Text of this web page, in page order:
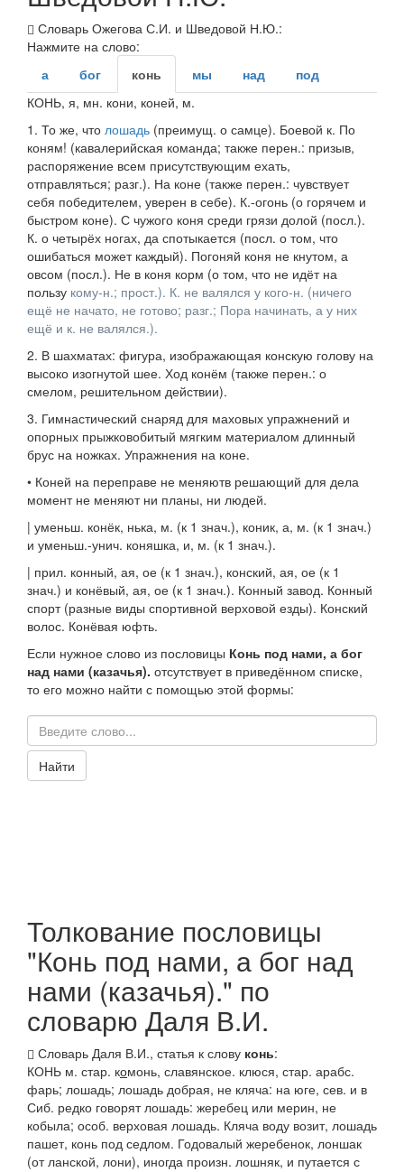
Словарь Ожегова С.И. и Шведовой Н.Ю.:
Нажмите на слово:
а
бог конь мы над
под
КОНЬ, я, мн. кони, коней, м.
1. То же, что лошадь (преимущ. о самце). Боевой к. По
коням! (кавалерийская команда; также перен.: призыв,
распоряжение всем присутствующим ехать,
отправляться; разг.). На коне (также перен.: чувствует
себя победителем, уверен в себе). К.-огонь (о горячем и
быстром коне). С чужого коня среди грязи долой (посл.).
К. о четырёх ногах, да спотыкается (посл. о том, что
ошибаться может каждый). Погоняй коня не кнутом, а
овсом (посл.). Не в коня корм (о том, что не идёт на
пользу кому-н.; прост.). К. не валялся у кого-н. (ничего
ещё не начато, не готово; разг.; Пора начинать, а у них
ещё и к. не валялся.).
2. В шахматах: фигура, изображающая конскую голову на
высоко изогнутой шее. Ход конём (также перен.: о
смелом, решительном действии).
3. Гимнастический снаряд для маховых упражнений и
опорных прыжковобитый мягким материалом длинный
брус на ножках. Упражнения на коне.
• Коней на переправе не меняютв решающий для дела
момент не меняют ни планы, ни людей.
| уменьш. конёк, нька, м. (к 1 знач.), коник, а, м. (к 1 знач.)
и уменьш.-унич. коняшка, и, м. (к 1 знач.).
| прил. конный, ая, ое (к 1 знач.), конский, ая, ое (к 1
знач.) и конёвый, ая, ое (к 1 знач.). Конный завод. Конный
спорт(разные виды спортивной верховой езды). Конский
волос. Конёвая юфть.
Если нужное слово из пословицы Конь под нами, а бог
над нами (казачья). отсутствует в приведённом списке,
то его можно найти с помощью этой формы:
Найти
Толкование пословицы
"Конь под нами, а бог над
нами (казачья)." по
словарю Даля В.И.
Словарь Даля В.И., статья к слову конь:
КОНЬ м. стар. комонь, славянское. клюся, стар. арабс.
фарь; лошадь; лошадь добрая, не кляча: на юге, сев. и в
Сиб. редко говорятлошадь: жеребец или мерин, не
кобыла; особ. верховая лошадь. Кляча воду возит, лошадь
пашет, конь под седлом. Годовалый жеребенок, лоншак
(отланской, лони), иногда произн. лошняк, и путается с